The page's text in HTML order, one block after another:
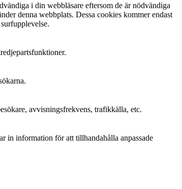
i din webbläsare eftersom de är nödvändiga
denna webbplats. Dessa cookies kommer endast
avvisningsfrekvens, trafikkälla, etc.
in information för att tillhandahålla anpassade